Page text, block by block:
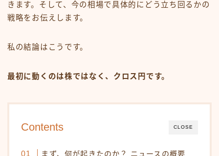
きます。そして、今の相場で具体的にどう立ち回るかの
戦略をお伝えします。
私の結論はこうです。
最初に動くのは株ではなく、クロス円です。
CLOSE
Contents
まず、何が起きたのか？ ニュースの概要